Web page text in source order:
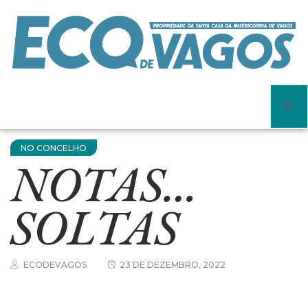
NO CONCELHO
NOTAS…
SOLTAS
ECODEVAGOS 23 DE DEZEMBRO, 2022